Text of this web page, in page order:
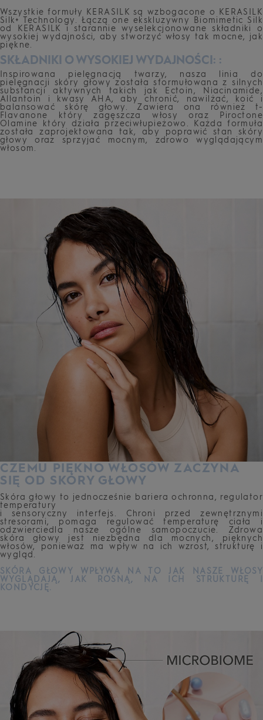
Wszystkie formuły KERASILK są wzbogacone o KERASILK
Silk+ Technology. Łączą one ekskluzywny Biomimetic Silk
od KERASILK i starannie wyselekcjonowane składniki o
wysokiej wydajności, aby stworzyć włosy tak mocne, jak
piękne.
SKŁADNIKI O WYSOKIEJ WYDAJNOŚCI: :
Inspirowana pielęgnacją twarzy, nasza linia do
pielęgnacji skóry głowy została sformułowana z silnych
substancji aktywnych takich jak Ectoin, Niacinamide,
Allantoin i kwasy AHA, aby chronić, nawilżać, koić i
balansować skórę głowy. Zawiera ona również t-
Flavanone który zagęszcza włosy oraz Piroctone
Olamine który działa przeciwłupieżowo. Każda formuła
została zaprojektowana tak, aby poprawić stan skóry
głowy oraz sprzyjać mocnym, zdrowo wyglądającym
włosom.
CZEMU PIĘKNO WŁOSÓW ZACZYNA
SIĘ OD SKÓRY GŁOWY
Skóra głowy to jednocześnie bariera ochronna, regulator
temperatury
i sensoryczny interfejs. Chroni przed zewnętrznymi
stresorami, pomaga regulować temperaturę ciała i
odzwierciedla nasze ogólne samopoczucie. Zdrowa
skóra głowy jest niezbędna dla mocnych, pięknych
włosów, ponieważ ma wpływ na ich wzrost, strukturę i
wygląd.
SKÓRA GŁOWY WPŁYWA NA TO JAK NASZE WŁOSY
WYGLĄDAJĄ, JAK ROSNĄ, NA ICH STRUKTURĘ I
KONDYCJĘ.